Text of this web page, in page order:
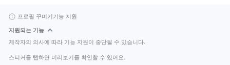
프로필 꾸미기기능 지원
지원되는 기능
제작자의 의사에 따라 기능 지원이 중단될 수 있습니다.
스티커를 탭하면 미리보기를 확인할 수 있어요.